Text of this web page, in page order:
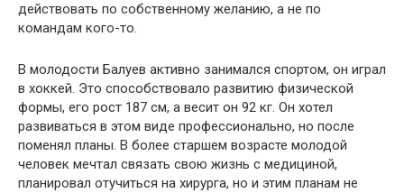
действовать по собственному желанию, а не по
командам кого-то.
В молодости Балуев активно занимался спортом, он играл
в хоккей. Это способствовало развитию физической
формы, его рост 187 см, а весит он 92 кг. Он хотел
развиваться в этом виде профессионально, но после
поменял планы. В более старшем возрасте молодой
человек мечтал связать свою жизнь с медициной,
планировал отучиться на хирурга, но и этим планам не